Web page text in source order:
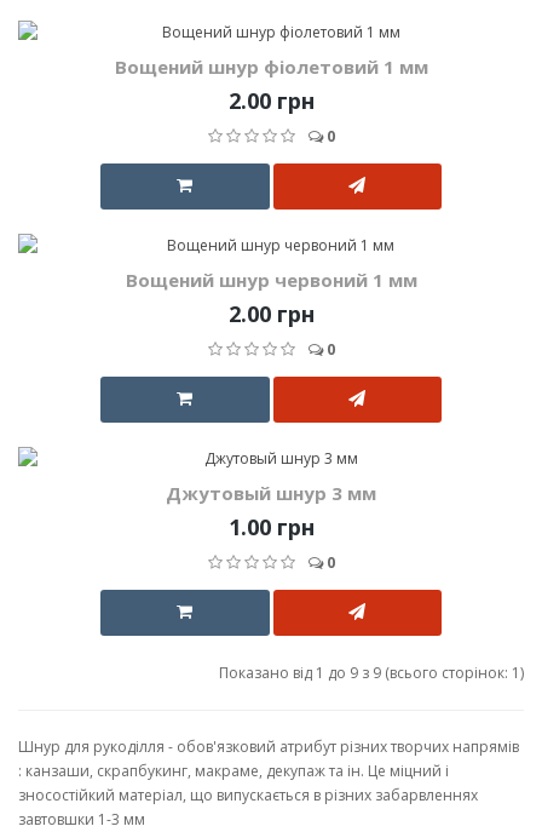
Вощений шнур фіолетовий 1 мм
2.00 грн
0
Вощений шнур червоний 1 мм
2.00 грн
0
Джутовый шнур 3 мм
1.00 грн
0
Показано від 1 до 9 з 9 (всього сторінок: 1)
Шнур для рукоділля - обов'язковий атрибут різних творчих напрямів
: канзаши, скрапбукинг, макраме, декупаж та ін. Це міцний і
зносостійкий матеріал, що випускається в різних забарвленнях
завтовшки 1-3 мм